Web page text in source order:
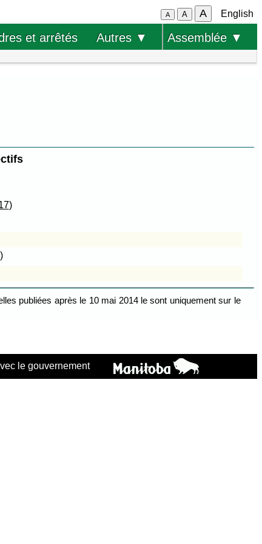
A A A English
et arrêtés Autres ▼ Assemblée ▼
)
)
publiées après le 10 mai 2014 le sont uniquement sur le
le gouvernement